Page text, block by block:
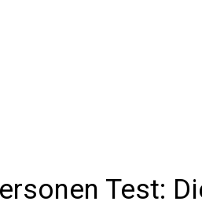
Test:
meistverkauften Produkte im Sale